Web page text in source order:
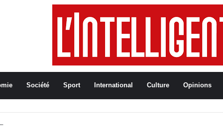
Société Sport International Culture Opinions
2026:Moussa Traoré Koudougou rend hommage aux femmes de Morondo